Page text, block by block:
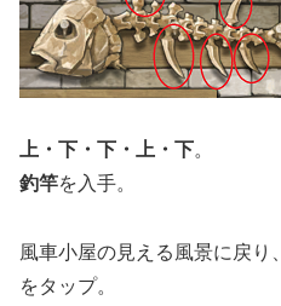
上・下・下・上・下。
釣竿を入手。
風車小屋の見える風景に戻
をタップ。